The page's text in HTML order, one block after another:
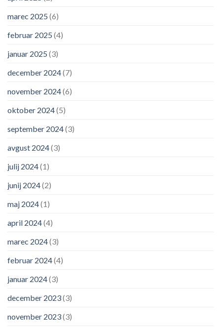
marec 2025 (6)
februar 2025 (4)
januar 2025 (3)
december 2024(7)
november 2024(6)
oktober 2024(5)
september 2024(3)
avgust 2024(3)
julij 2024(1)
junij 2024(2)
maj 2024(1)
april 2024(4)
marec 2024(3)
februar 2024(4)
januar 2024(3)
december 2023(3)
november 2023(3)